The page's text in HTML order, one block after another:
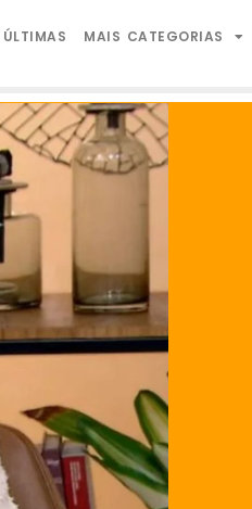
ÚLTIMAS MAIS CATEGORIAS